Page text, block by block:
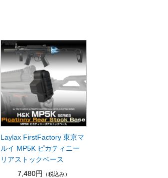
Laylax FirstFactory 東京マ
ルイ MP5K ピカティニー
リアストックベース
7,480円 （税込み）